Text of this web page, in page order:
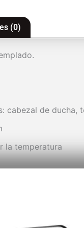
(0)
cabezal de ducha,
la temperatura
El